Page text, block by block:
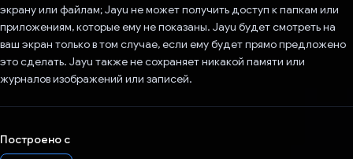
экрану или файлам; Jayu не может получить доступ к папкам или
приложениям, которые ему не показаны. Jayu будет смотреть на
ваш экран только в том случае, если ему будет прямо предложено
это сделать. Jayu также не сохраняет никакой памяти или
журналов изображений или записей.
Построено с